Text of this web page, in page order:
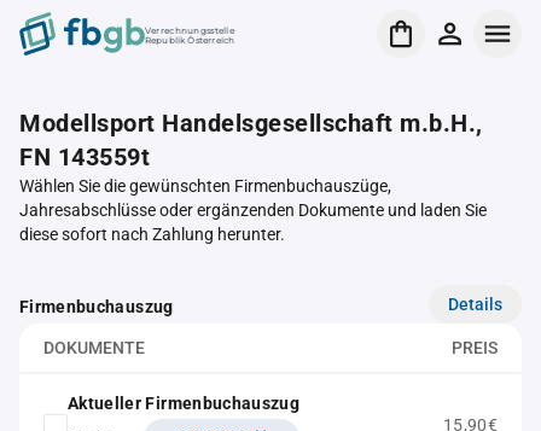
Verrechnungsstelle
Republik Österreich
Modellsport Handelsgesellschaft m.b.H.,
FN 143559t
Wählen Sie die gewünschten Firmenbuchauszüge,
Jahresabschlüsse oder ergänzenden Dokumente und laden Sie
diese sofort nach Zahlung herunter.
Firmenbuchauszug Details
DOKUMENTE PREIS
Aktueller Firmenbuchauszug
15,90€